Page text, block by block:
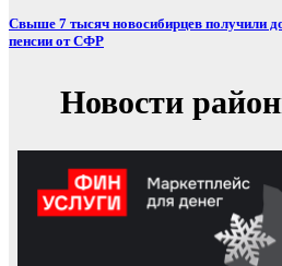
Свыше 7 тысяч новосибирцев получили
пенсии от СФР